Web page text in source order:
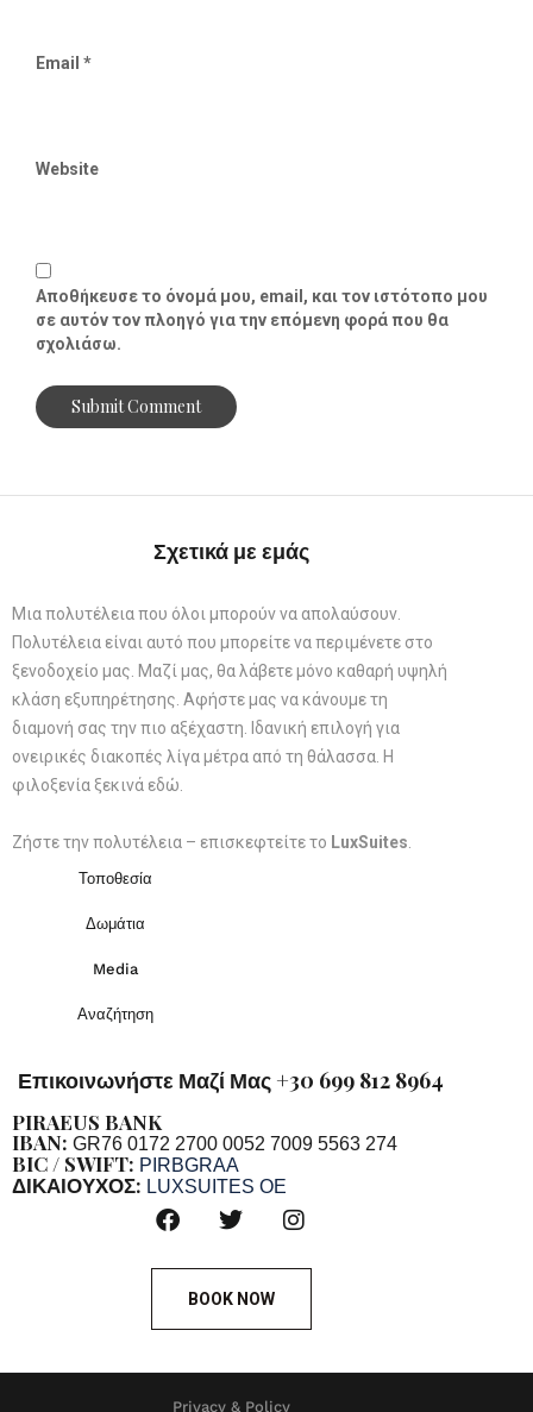
Email *
Website
Αποθήκευσε το όνομά μου, email, και τον ιστότοπο μου
σε αυτόν τον πλοηγό για την επόμενη φορά που θα
σχολιάσω.
Σχετικά με εμάς
Μια πολυτέλεια που όλοι μπορούν να απολαύσουν.
Πολυτέλεια είναι αυτό που μπορείτε να περιμένετε στο
ξενοδοχείο μας. Μαζί μας, θα λάβετε μόνο καθαρή υψηλή
κλάση εξυπηρέτησης. Αφήστε μας να κάνουμε τη
διαμονή σας την πιο αξέχαστη. Ιδανική επιλογή για
ονειρικές διακοπές λίγα μέτρα από τη θάλασσα. Η
φιλοξενία ξεκινά εδώ.
Ζήστε την πολυτέλεια – επισκεφτείτε το LuxSuites
Τοποθεσία
Δωμάτια
Media
Αναζήτηση
Επικοινωνήστε Μαζί Μας +30 699 812 8964
PIRAEUS BANK
IBAN: GR76 0172 2700 0052 7009 5563 274
BIC / SWIFT: PIRBGRAA
ΔΙΚΑΙΟΥΧΟΣ: LUXSUITES OE
BOOK NOW
Privacy & Policy